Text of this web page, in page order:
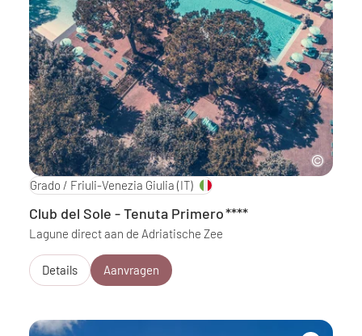
Grado / Friuli-Venezia Giulia (IT)
Club del Sole - Tenuta Primero****
Lagune direct aan de Adriatische Zee
Details Aanvragen